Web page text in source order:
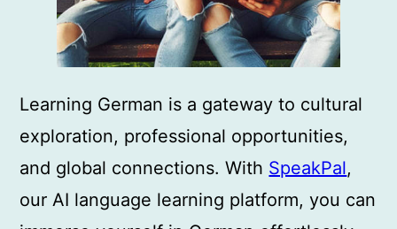
Learning German is a gateway to cultural
exploration, professional opportunities,
and global connections. With SpeakPal,
our AI language learning platform, you can